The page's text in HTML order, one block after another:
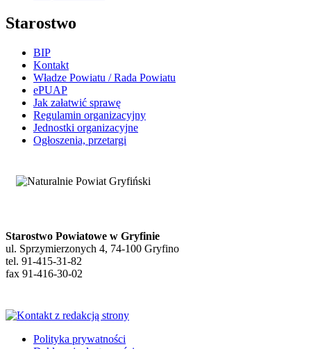
Starostwo
BIP
Kontakt
Władze Powiatu / Rada Powiatu
ePUAP
Jak załatwić sprawę
Regulamin organizacyjny
Jednostki organizacyjne
Ogłoszenia, przetargi
Starostwo Powiatowe w Gryfinie
ul. Sprzymierzonych 4, 74-100 Gryfino
tel. 91-415-31-82
fax 91-416-30-02
Polityka prywatności